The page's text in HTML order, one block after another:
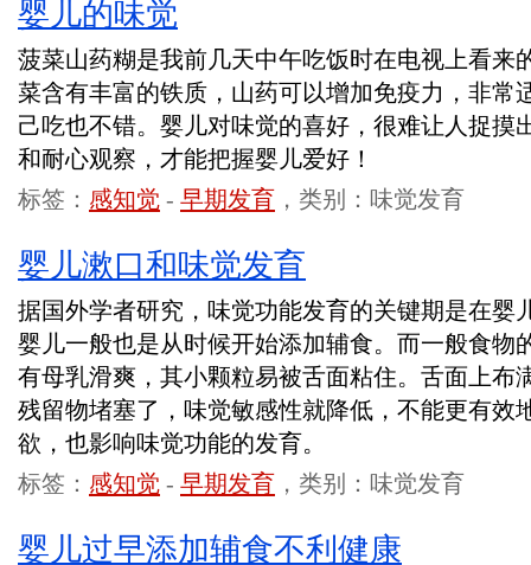
婴儿的味觉
菠菜山药糊是我前几天中午吃饭时在电视上看来
菜含有丰富的铁质，山药可以增加免疫力，非常
己吃也不错。婴儿对味觉的喜好，很难让人捉摸
和耐心观察，才能把握婴儿爱好！
标签： 感知觉 - 早期发育 ，类别：味觉发育
婴儿漱口和味觉发育
据国外学者研究，味觉功能发育的关键期是在婴
婴儿一般也是从时候开始添加辅食。而一般食物
有母乳滑爽，其小颗粒易被舌面粘住。舌面上布
残留物堵塞了，味觉敏感性就降低，不能更有效
欲，也影响味觉功能的发育。
标签： 感知觉 - 早期发育 ，类别：味觉发育
婴儿过早添加辅食不利健康